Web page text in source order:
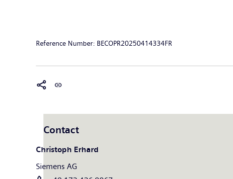
Reference Number: BECOPR20250414334FR
Contact
Christoph Erhard
Siemens AG